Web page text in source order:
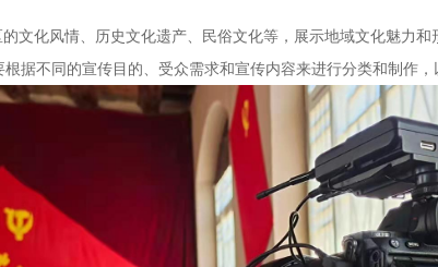
化风情、历史文化遗产、民俗文化等，展示地域文化魅力和
据不同的宣传目的、受众需求和宣传内容来进行分类和制作，